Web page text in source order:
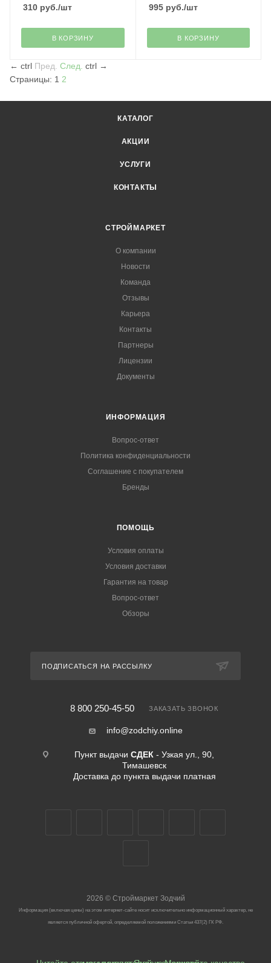
310 руб./шт
В КОРЗИНУ
995руб./шт
В КОРЗИНУ
← ctrl Пред. След. ctrl →
Страницы: 1 2
КАТАЛОГ
АКЦИИ
УСЛУГИ
КОНТАКТЫ
СТРОЙМАРКЕТ
О компании
Новости
Команда
Отзывы
Карьера
Контакты
Партнеры
Лицензии
Документы
ИНФОРМАЦИЯ
Вопрос-ответ
Политика конфиденциальности
Соглашение с покупателем
Бренды
ПОМОЩЬ
Условия оплаты
Условия доставки
Гарантия на товар
Вопрос-ответ
Обзоры
ПОДПИСАТЬСЯ НА РАССЫЛКУ
8 800 250-45-50 ЗАКАЗАТЬ ЗВОНОК
info@zodchiy.online
Пункт выдачи СДЕК - Узкая ул., 90,
Тимашевск
Доставка до пункта выдачи платная
2026 ©Строймаркет Зодчий
Информация (включая цены) на этом интернет-сайте носит исключительно информационный характер, не
является публичной офертой, определяемой положениями Статьи 437(2) ГК РФ.